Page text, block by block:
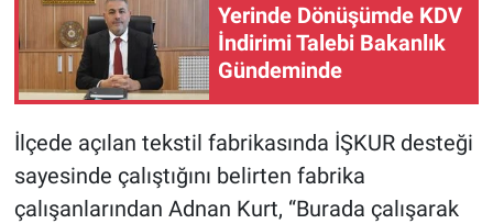
Yerinde Dönüşümde KDV
İndirimi Talebi Bakanlık
Gündeminde
İlçede açılan tekstil fabrikasında İŞKUR desteği
sayesinde çalıştığını belirten fabrika
çalışanlarından Adnan Kurt, “Burada çalışarak